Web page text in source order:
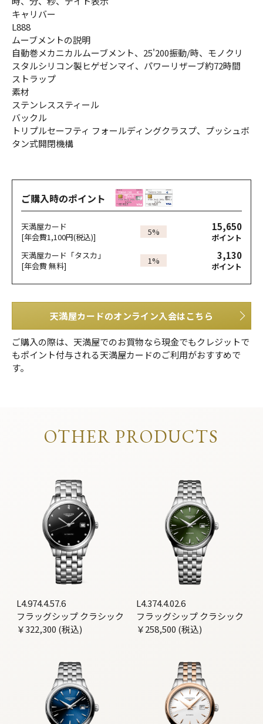
キャリバー
L888
ムーブメントの説明
自動巻メカニカルムーブメント、25'200振動/時、モノクリ
スタルシリコン製ヒゲゼンマイ、パワーリザーブ約72時間
ストラップ
素材
ステンレススティール
バックル
トリプルセーフティ フォールディングクラスプ、プッシュボ
タン式開閉機構
ご購入時のポイント
天満屋カード
[年会費1,100円(税込)]
5% 15,650
ポイント
天満屋カード「タスカ」
[年会費 無料]
1% 3,130
ポイント
天満屋カードのオンライン入会はこちら
ご購入の際は、天満屋でのお買物なら現金でもクレジットで
もポイント付与される天満屋カードのご利用がおすすめで
す。
OTHER PRODUCTS
L4.974.4.57.6
フラッグシップ クラシック
￥322,300 (税込)
L4.374.4.02.6
フラッグシップ クラシック
￥258,500 (税込)